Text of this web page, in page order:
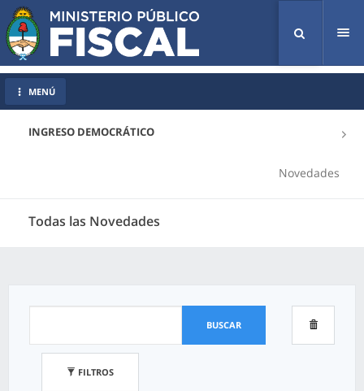
INGRESO DEMOCRÁTICO
Novedades
Todas las Novedades
MENÚ
BUSCAR
FILTROS